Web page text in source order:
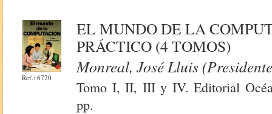
Ref.: 6720
EL MUNDO DE LA
PRÁCTICO (4 TOMOS)
Monreal, José Lluis
Tomo I, II, III y IV. Editorial
pp.